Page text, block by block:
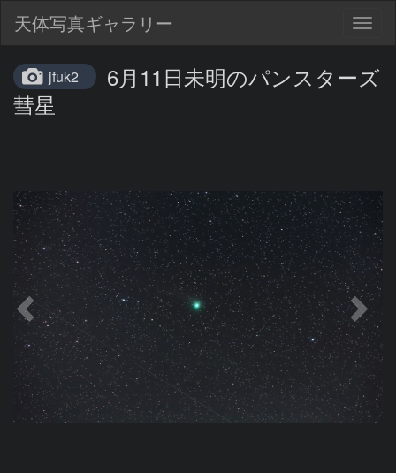
天体写真ギャラリー
jfuk2
6月11日未明のパンスターズ
彗星